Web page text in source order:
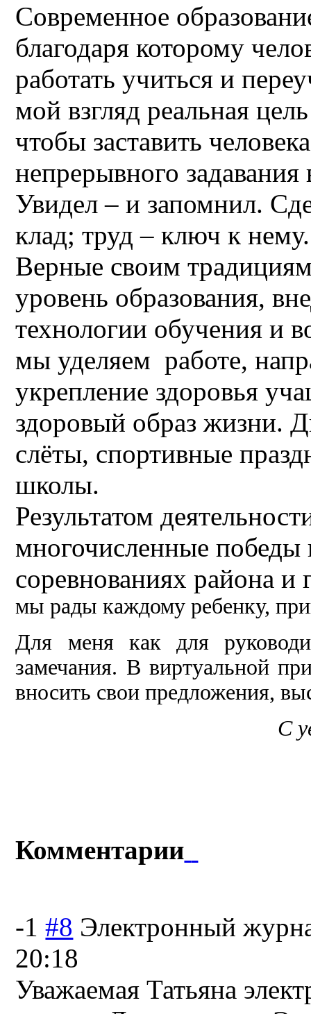
Современное
благодаря которому
работать учиться и
мой взгляд реальная
чтобы заставить
непрерывного
Увидел – и запомнил.
клад; труд – ключ к нему.
Верные своим
уровень образования,
технологии обучения и
мы уделяем работе,
укрепление здоровья
здоровый образ жизни.
слёты, спортивные
школы.
Результатом
многочисленные победы
соревнованиях района и
мы рады каждому ребенку,
Для меня как для
замечания. В виртуальной
вносить свои предложения,
С
Комментарии
-1 #8 Электронный
20:18
Уважаемая Татьяна